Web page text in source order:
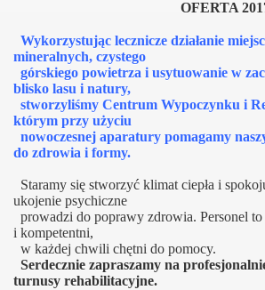
OFERTA
Wykorzystując lecznicze działanie
mineralnych, czystego
górskiego powietrza i usytuowanie w
blisko lasu i natury,
stworzyliśmy Centrum Wypoczynku i
którym przy użyciu
nowoczesnej aparatury pomagamy
do zdrowia i formy.
Staramy się stworzyć klimat ciepła i
ukojenie psychiczne
prowadzi do poprawy zdrowia. Personel
i kompetentni,
w każdej chwili chętni do pomocy.
Serdecznie zapraszamy na
turnusy rehabilitacyjne.